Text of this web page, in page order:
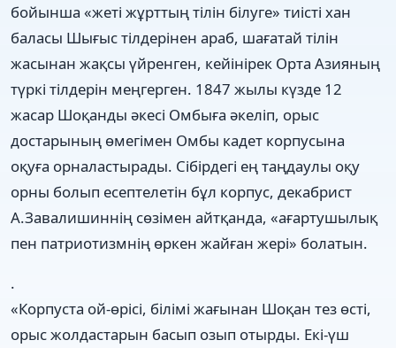
бойынша «жеті жұрттың тілін білуге» тиісті хан
баласы Шығыс тілдерінен араб, шағатай тілін
жасынан жақсы үйренген, кейінірек Орта Азияның
түркі тілдерін меңгерген. 1847 жылы күзде 12
жасар Шоқанды әкесі Омбыға әкеліп, орыс
достарының өмегімен Омбы кадет корпусына
оқуға орналастырады. Сібірдегі ең таңдаулы оқу
орны болып есептелетін бұл корпус, декабрист
А.Завалишиннің сөзімен айтқанда, «ағартушылық
пен патриотизмнің өркен жайған жері» болатын.
.
«Корпуста ой-өрісі, білімі жағынан Шоқан тез өсті,
орыс жолдастарын басып озып отырды. Екі-үш